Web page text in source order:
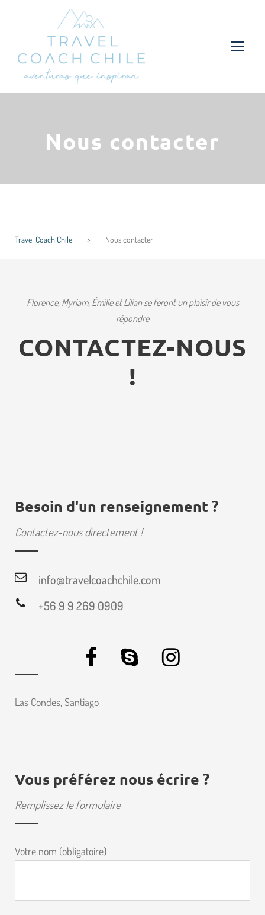
Nous contacter
Travel Coach Chile > Nous contacter
Florence, Myriam, Émilie et Lilian se feront un plaisir de vous
répondre
CONTACTEZ-NOUS
!
Besoin d'un renseignement ?
Contactez-nous directement !
info@travelcoachchile.com
+56 9 9 269 0909
Las Condes, Santiago
Vous préférez nous écrire ?
Remplissez le formulaire
Votre nom (obligatoire)